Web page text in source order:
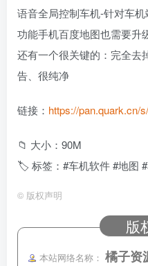
语音全局控制车机-针对车
功能手机百度地图也需要升
还有一个很关键的：完全去
告、很纯净
链接： https://pan.quark.cn/
📁 大小：90M
🏷 标签：#车机软件 #地图
© 版权声明
版
本站网络名称： 橘子资